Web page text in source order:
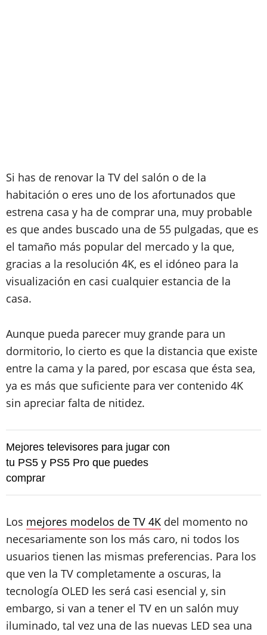
Si has de renovar la TV del salón o de la
habitación o eres uno de los afortunados que
estrena casa y ha de comprar una, muy probable
es que andes buscado una de 55 pulgadas, que es
el tamaño más popular del mercado y la que,
gracias a la resolución 4K, es el idóneo para la
visualización en casi cualquier estancia de la
casa.
Aunque pueda parecer muy grande para un
dormitorio, lo cierto es que la distancia que existe
entre la cama y la pared, por escasa que ésta sea,
ya es más que suficiente para ver contenido 4K
sin apreciar falta de nitidez.
Mejores televisores para jugar con
tu PS5 y PS5 Pro que puedes
comprar
Los mejores modelos de TV 4K del momento no
necesariamente son los más caro, ni todos los
usuarios tienen las mismas preferencias. Para los
que ven la TV completamente a oscuras, la
tecnología OLED les será casi esencial y, sin
embargo, si van a tener el TV en un salón muy
iluminado, tal vez una de las nuevas LED sea una